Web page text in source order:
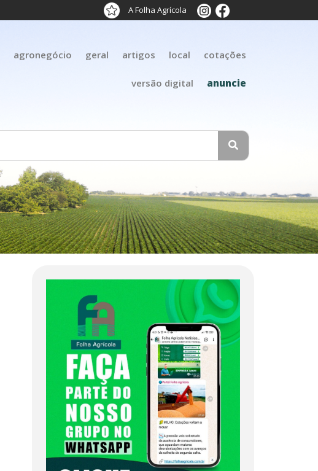
A Folha Agrícola
agronegócio geral artigos local cotações
versão digital anuncie